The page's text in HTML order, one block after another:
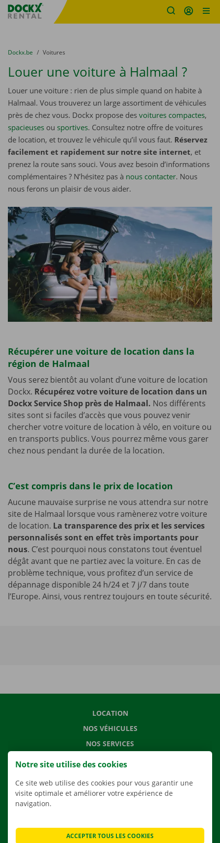
sitename
You are here:
du
Dockx.be to
Voitures
Louer une voiture à Halmaal ?
Louer une voiture : rien de plus simple quand on habite à
Halmaal. Vous trouverez un large assortiment de véhicules
près de chez vous. Dockx propose des voitures compactes,
spacieuses ou sportives. Consultez notre offre de voitures
de location, et trouvez le véhicule qu’il vous faut. Réservez
facilement et rapidement sur notre site internet, et
prenez la route sans souci. Vous avez besoin d’informations
complémentaires ? N’hésitez pas à nous contacter. Nous
nous ferons un plaisir de vous aider.
Récupérer une voiture de location dans la
région de Halmaal
Vous serez bientôt au volant d’une voiture de location
Dockx. Récupérez votre voiture de location dans un
Dockx Service Shop près de Halmaal. Nos différents
sites sont si faciles d’accès que vous pouvez venir
chercher votre voiture de location à vélo, en voiture ou
en transports publics. Vous pourrez même vous garer
chez nous pendant la durée de la location.
C’est compris dans le prix de location
Aucune mauvaise surprise ne vous attendra sur notre
site de Halmaal lorsque vous ramènerez votre voiture
de location. La transparence des prix et les services
personnalisés sont en effet très importants pour
nous. C’est pourquoi nous constatons tout éventuel
dégât avant que ne partiez avec la voiture. En cas de
problème technique, vous profitez d’un service de
dépannage disponible 24 h/24 et 7 j/7 dans toute
l’Europe. Ainsi, vous rentrez toujours en toute sécurité.
LOCATION
NOS VÉHICULES
NOS SERVICES
AGENCES
SOLUTIONS DE DÉMÉNAGEMENT
CONTACTEZ NOUS
Notre site utilise des cookies
Ce site web utilise des cookies pour vous garantir une
visite optimale et améliorer votre expérience de
navigation.
ACCEPTER TOUS LES COOKIES